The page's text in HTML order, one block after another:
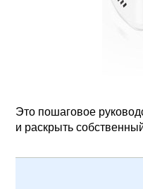
Это пошаговое
и раскрыть